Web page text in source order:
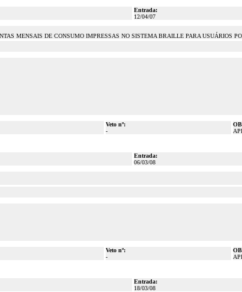
Entrada:
12/04/07
MENSAIS DE CONSUMO IMPRESSAS NO SISTEMA BRAILLE PARA USUÁRIOS
Veto nº:
-
Entrada:
06/03/08
Veto nº:
-
Entrada:
18/03/08